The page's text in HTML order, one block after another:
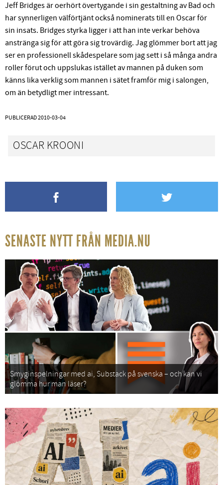
Jeff Bridges är oerhört övertygande i sin gestaltning av Bad och
har synnerligen välförtjänt också nominerats till en Oscar för
sin insats. Bridges styrka ligger i att han inte verkar behöva
anstränga sig för att göra sig trovärdig. Jag glömmer bort att jag
ser en professionell skådespelare som jag sett i så många andra
roller förut och uppslukas istället av mannen på duken som
känns lika verklig som mannen i sätet framför mig i salongen,
om än betydligt mer intressant.
PUBLICERAD2010-03-04
OSCAR KROONI
SENASTE NYTT FRÅN MEDIA.NU
Smyginspelningar med ai, Substack på svenska – och kan vi
glömma hur man läser?